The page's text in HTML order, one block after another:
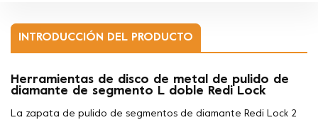
INTRODUCCIÓN DEL PRODUCTO
Herramientas de disco de metal de pulido de
diamante de segmento L doble Redi Lock
La zapata de pulido de segmentos de diamante Redi Lock 2